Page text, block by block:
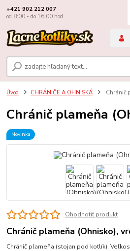
+421 902 212 007
od 8:00 - do 16:00 hod
Úvod CHRÁNIČE A OHNISKÁ Chránič
Chránič plameňa
Novinka
Ohodnotiť produkt
Chránič plameňa (Ohnisko),
Chránič plameňa (stojan pod kotlík).